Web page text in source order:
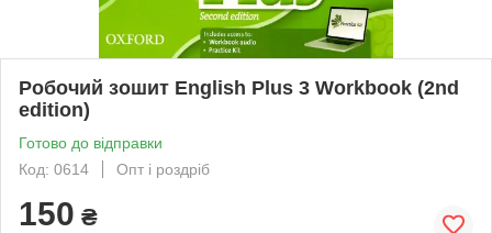
Робочий зошит English Plus 3 Workbook (2nd
edition)
Готово до відправки
Код: 0614
Опт і роздріб
150 ₴